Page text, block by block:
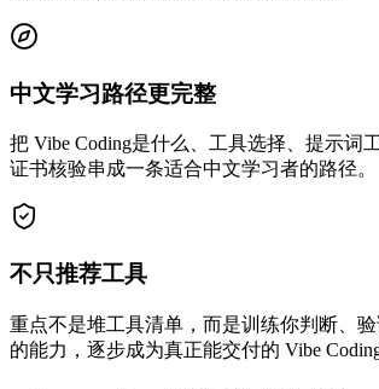
中文学习路径更完整
把 Vibe Coding是什么、工具选择、提示词
证书核验串成一条适合中文学习者的路径。
不只推荐工具
重点不是堆工具清单，而是训练你判断、
的能力，逐步成为真正能交付的 Vibe